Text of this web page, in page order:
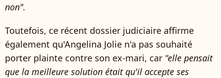
non".
Toutefois, ce récent dossier judiciaire affirme
également qu'Angelina Jolie n'a pas souhaité
porter plainte contre son ex-mari, car "elle pensait
que la meilleure solution était qu'il accepte ses